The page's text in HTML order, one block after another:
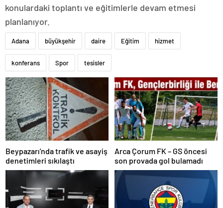
konulardaki toplantı ve eğitimlerle devam etmesi
planlanıyor.
Adana büyükşehir daire Eğitim hizmet
konferans Spor tesisler
Beypazarı'nda trafik ve asayiş
denetimleri sıkılaştı
Arca Çorum FK – GS öncesi
son provada gol bulamadı